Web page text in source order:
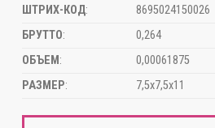
ШТРИХ-КОД:
8695024150026
БРУТТО:
0,264
ОБЪЕМ :
0,00061875
РАЗМЕР: 7,5х7,5х11